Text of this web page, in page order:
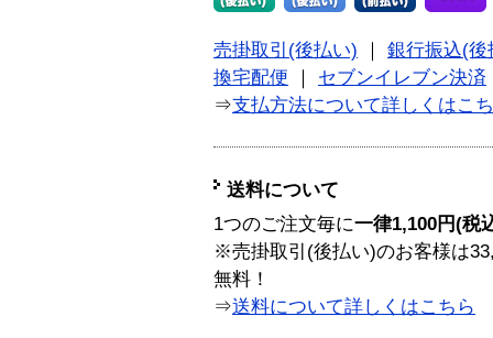
売掛取引(後払い)
銀行振込(後
換宅配便
セブンイレブン決済
⇒支払方法について詳しくはこ
送料について
1つのご注文毎に一律1,100円(税
※売掛取引(後払い)のお客様は
無料！
⇒送料について詳しくはこちら